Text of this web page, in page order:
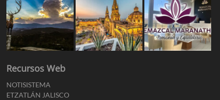
Recursos Web
NOTISISTEMA
ETZATLÁN JALISCO